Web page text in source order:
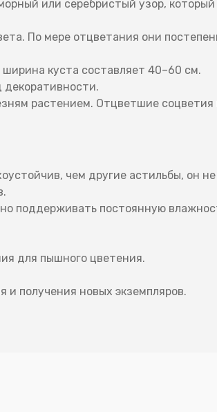
или серебристый узор,
По мере отцветания они
куста составляет 40–60 см.
декоративности.
растением. Отцветшие соцветия
чем другие астильбы, он
поддерживать постоянную
для пышного цветения.
получения новых экземпляров.